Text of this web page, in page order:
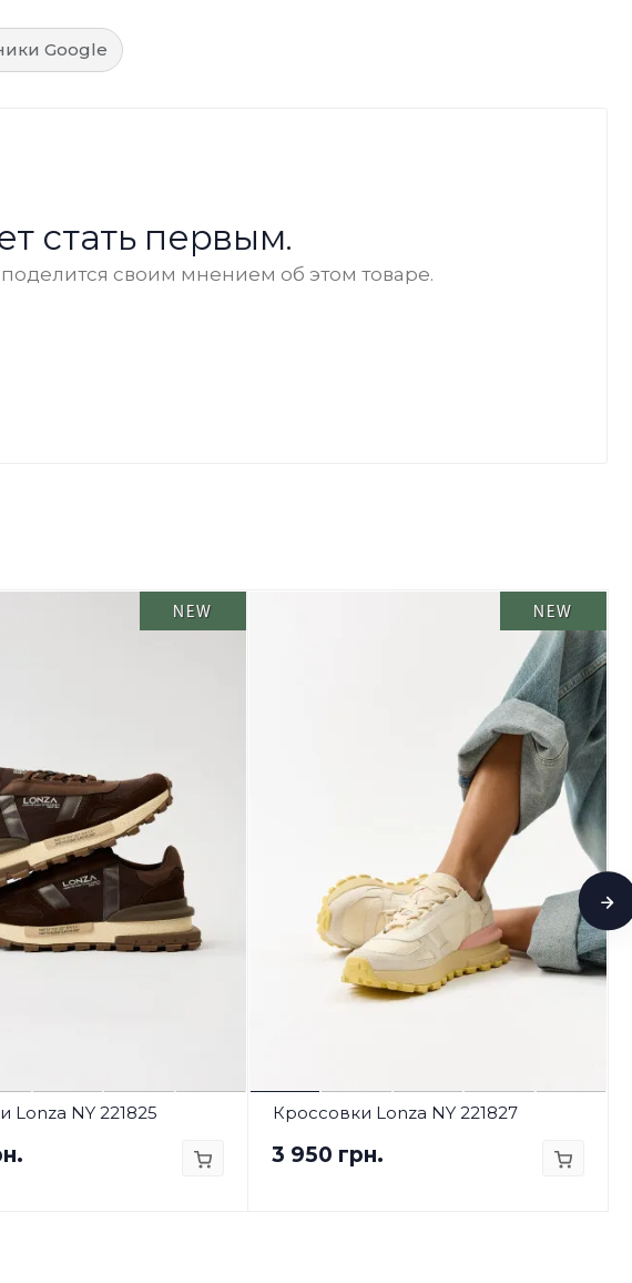
Google
стать первым.
своим мнением об этом товаре.
NEW
Lonza NY 221825
NEW
Кроссовки Lonza NY 221827
3 950 грн.